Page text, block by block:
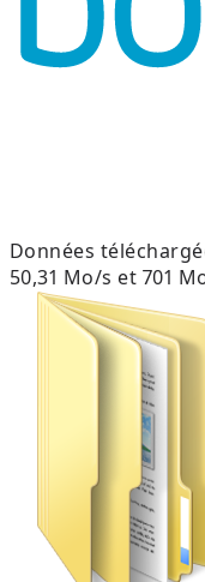
Données
50,31 Mo/s et 701